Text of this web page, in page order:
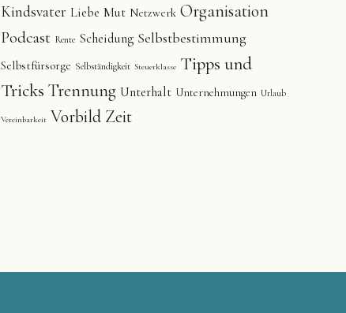
Kindsvater Liebe Mut Netzwerk Organisation
Podcast Rente Scheidung Selbstbestimmung
Selbstfürsorge Selbständigkeit Steuerklasse Tipps und
Tricks Trennung Unterhalt Unternehmungen Urlaub
Vereinbarkeit Vorbild Zeit